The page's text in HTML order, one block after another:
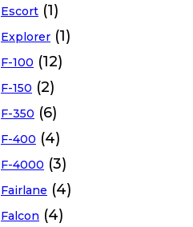
Escort (1)
Explorer (1)
F-100 (12)
F-150 (2)
F-350 (6)
F-400 (4)
F-4000 (3)
Fairlane (4)
Falcon (4)